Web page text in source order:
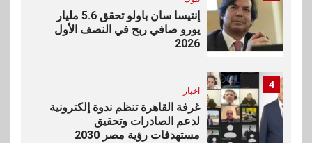
إنتيسا سان باولو تحقق 5.6 مليار
يورو صافي ربح في النصف الأول
2026
4
اخبار
غرفة القاهرة تنظم ندوة إلكترونية
لدعم الصادرات وتحقيق
مستهدفات رؤية مصر 2030